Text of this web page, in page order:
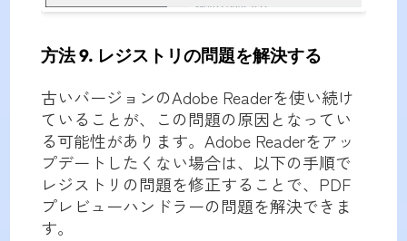
方法 9. レジストリの問題を解決する
古いバージョンのAdobe Readerを使い続け
ていることが、この問題の原因となってい
る可能性があります。Adobe Readerをアッ
プデートしたくない場合は、以下の手順で
レジストリの問題を修正することで、PDF
プレビューハンドラーの問題を解決できま
す。